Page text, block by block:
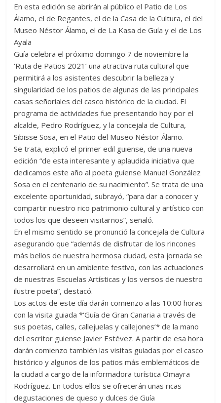
En esta edición se abrirán al público el Patio de Los
Álamo, el de Regantes, el de la Casa de la Cultura, el del
Museo Néstor Álamo, el de La Kasa de Guía y el de Los
Ayala
Guía celebra el próximo domingo 7 de noviembre la
‘Ruta de Patios 2021’ una atractiva ruta cultural que
permitirá a los asistentes descubrir la belleza y
singularidad de los patios de algunas de las principales
casas señoriales del casco histórico de la ciudad. El
programa de actividades fue presentando hoy por el
alcalde, Pedro Rodríguez, y la concejala de Cultura,
Sibisse Sosa, en el Patio del Museo Néstor Álamo.
Se trata, explicó el primer edil guiense, de una nueva
edición “de esta interesante y aplaudida iniciativa que
dedicamos este año al poeta guiense Manuel González
Sosa en el centenario de su nacimiento”. Se trata de una
excelente oportunidad, subrayó, “para dar a conocer y
compartir nuestro rico patrimonio cultural y artístico con
todos los que deseen visitarnos”, señaló.
En el mismo sentido se pronunció la concejala de Cultura
asegurando que “además de disfrutar de los rincones
más bellos de nuestra hermosa ciudad, esta jornada se
desarrollará en un ambiente festivo, con las actuaciones
de nuestras Escuelas Artísticas y los versos de nuestro
ilustre poeta”, destacó.
Los actos de este día darán comienzo a las 10:00 horas
con la visita guiada *‘Guía de Gran Canaria a través de
sus poetas, calles, callejuelas y callejones’* de la mano
del escritor guiense Javier Estévez. A partir de esa hora
darán comienzo también las visitas guiadas por el casco
histórico y algunos de los patios más emblemáticos de
la ciudad a cargo de la informadora turística Omayra
Rodríguez. En todos ellos se ofrecerán unas ricas
degustaciones de queso y dulces de Guía